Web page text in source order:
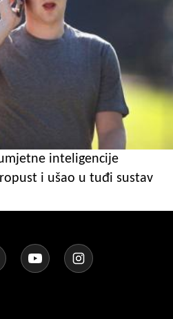
inteligencije
i ušao u tuđi sustav